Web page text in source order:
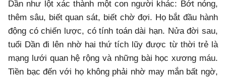
Dần như lột xác thành một con người khác: Bớt nóng,
thêm sâu, biết quan sát, biết chờ đợi. Họ bắt đầu hành
động có chiến lược, có tính toán dài hạn. Nửa đời sau,
tuổi Dần đi lên nhờ hai thứ tích lũy được từ thời trẻ là
mạng lưới quan hệ rộng và những bài học xương máu.
Tiền bạc đến với họ không phải nhờ may mắn bất ngờ,